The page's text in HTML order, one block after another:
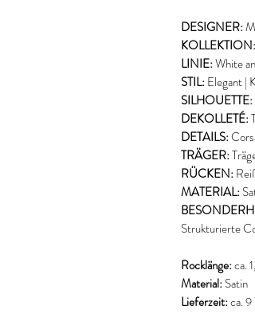
DESIGNER:
KOLLEKTION:
LINIE:White
STIL:Elegant |
SILHOUETTE:
DEKOLLETÉ:
DETAILS:
TRÄGER:
RÜCKEN:
MATERIAL:
Strukturierte
Rocklänge:ca.
Material:Satin
Lieferzeit:ca.